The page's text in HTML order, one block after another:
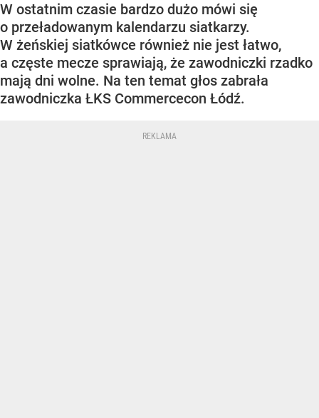
W ostatnim czasie bardzo dużo mówi się
o przeładowanym kalendarzu siatkarzy.
W żeńskiej siatkówce również nie jest łatwo,
a częste mecze sprawiają, że zawodniczki rzadko
mają dni wolne. Na ten temat głos zabrała
zawodniczka ŁKS Commercecon Łódź.